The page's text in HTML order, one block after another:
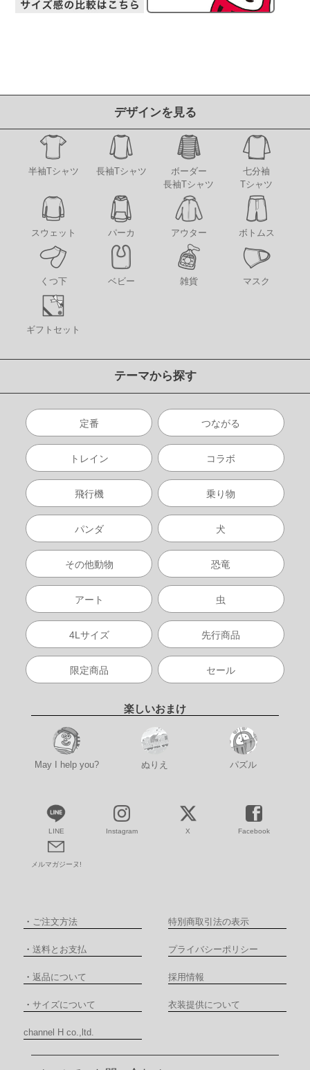
デザインを見る
半袖Tシャツ 長袖Tシャツ
ボーダー
長袖Tシャツ
七分袖
Tシャツ
スウェット パーカ アウター ボトムス
くつ下 ベビー 雑貨 マスク
ギフトセット
テーマから探す
定番 つながる
トレイン コラボ
飛行機 乗り物
パンダ 犬
その他動物 恐竜
アート 虫
4Lサイズ 先行商品
限定商品 セール
楽しいおまけ
May I help you? ぬりえ パズル
LINE Instagram X Facebook
メルマガジーヌ!
・ ご注文方法 特別商取引法の表示
・ 送料とお支払 プライバシーポリシー
・ 返品について 採用情報
・ サイズについて 衣装提供について
channel H co.,ltd.